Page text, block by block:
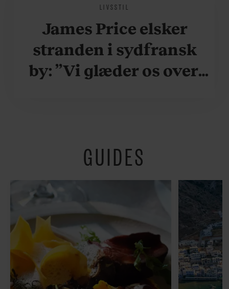
LIVSSTIL
James Price elsker
stranden i sydfransk
by: ”Vi glæder os over,
fredeligt”
GUIDES